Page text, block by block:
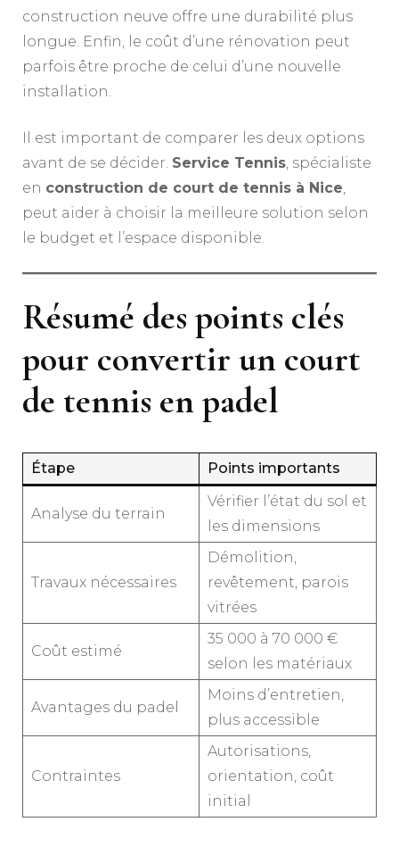
construction neuve offre une durabilité plus
longue. Enfin, le coût d’une rénovation peut
parfois être proche de celui d’une nouvelle
installation.
Il est important de comparer les deux options
avant de se décider. Service Tennis, spécialiste
en construction de court de tennis à Nice,
peut aider à choisir la meilleure solution selon
le budget et l’espace disponible.
Résumé des points clés
pour convertir un court
de tennis en padel
Étape Points importants
Analyse du terrain
Vérifier l’état du sol et
les dimensions
Travaux nécessaires
Démolition,
revêtement, parois
vitrées
Coût estimé
35 000 à 70 000 €
selon les matériaux
Avantages du padel
Moins d’entretien,
plus accessible
Contraintes
Autorisations,
orientation, coût
initial